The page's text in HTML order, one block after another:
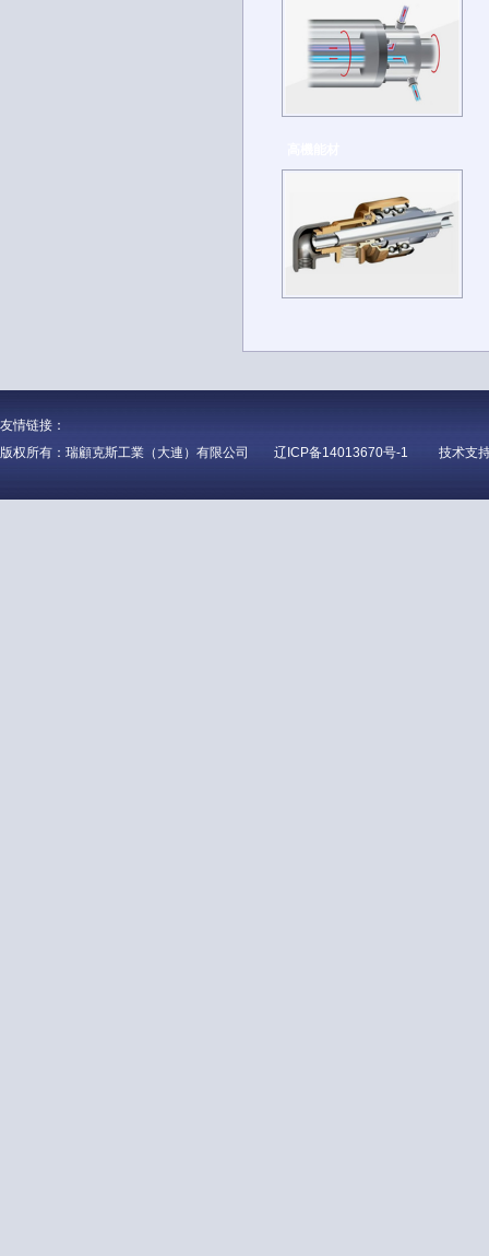
友情链接：
版权所有：瑞顧克斯工業（大連）有限公司
辽ICP备14013670号-1 技术支